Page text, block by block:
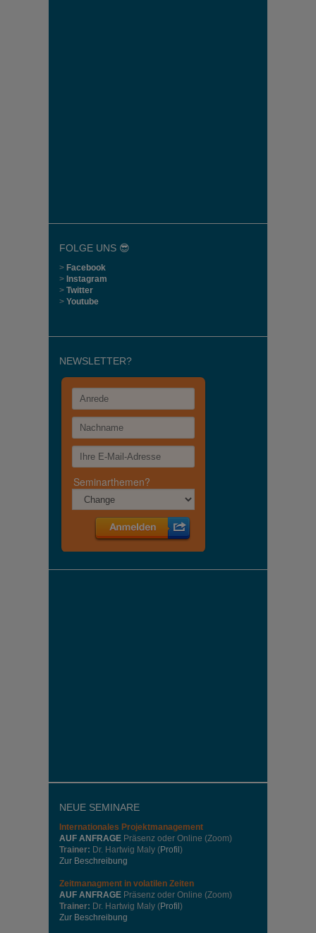
FOLGE UNS 😎
> Facebook
> Instagram
> Twitter
> Youtube
NEWSLETTER?
NEUE SEMINARE
Internationales Projektmanagement
AUF ANFRAGE Präsenz oder Online (Zoom)
Trainer: Dr. Hartwig Maly (Profil )
Zur Beschreibung
Zeitmanagment in volatilen Zeiten
AUF ANFRAGE Präsenz oder Online (Zoom)
Trainer: Dr. Hartwig Maly (Profil )
Zur Beschreibung